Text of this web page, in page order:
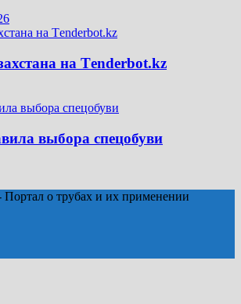
на Тenderbot.kz
выбора спецобуви
Портал о трубах и их применении